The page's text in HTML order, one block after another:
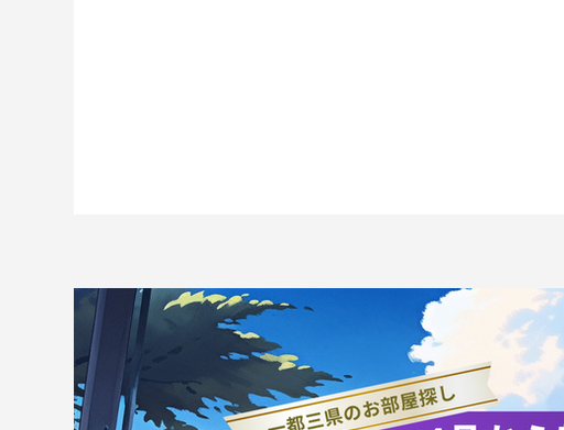
【試合結果】強化試合 VS法
【夏合宿の